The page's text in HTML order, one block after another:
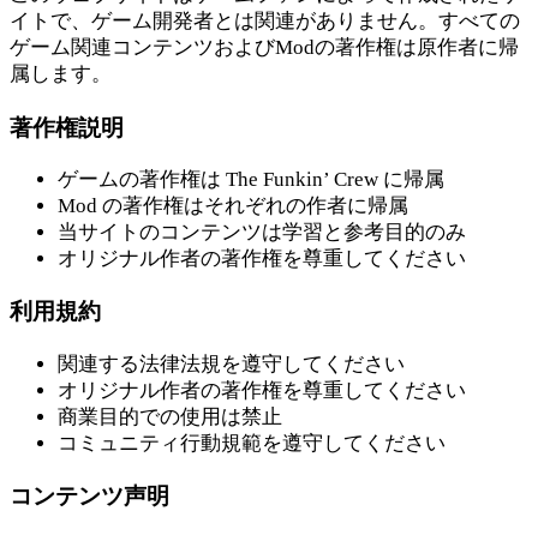
イトで、ゲーム開発者とは関連がありません。すべての
ゲーム関連コンテンツおよびModの著作権は原作者に帰
属します。
著作権説明
ゲームの著作権は The Funkin’ Crew に帰属
Mod の著作権はそれぞれの作者に帰属
当サイトのコンテンツは学習と参考目的のみ
オリジナル作者の著作権を尊重してください
利用規約
関連する法律法規を遵守してください
オリジナル作者の著作権を尊重してください
商業目的での使用は禁止
コミュニティ行動規範を遵守してください
コンテンツ声明